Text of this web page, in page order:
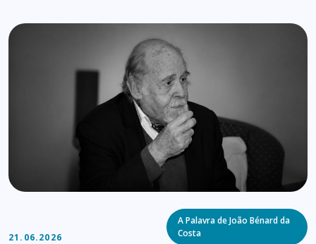
21.06.2026
Categories
A Palavra de João Bénard da
Costa